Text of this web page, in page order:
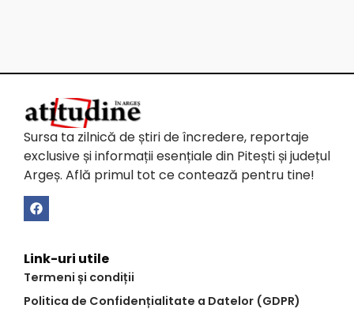
Sursa ta zilnică de știri de încredere, reportaje
exclusive și informații esențiale din Pitești și județul
Argeș. Află primul tot ce contează pentru tine!
Link-uri utile
Termeni și condiții
Politica de Confidențialitate a Datelor (GDPR)